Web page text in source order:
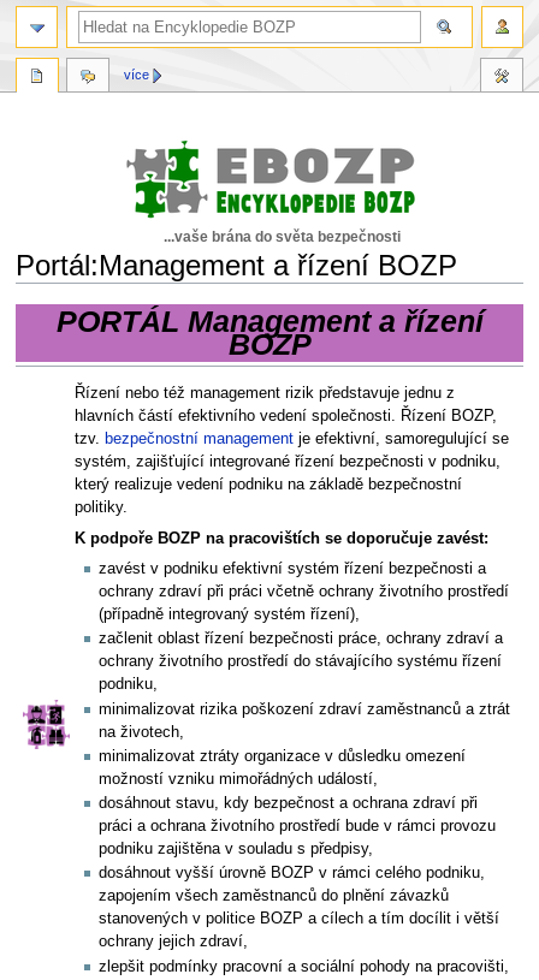
...vaše brána do světa bezpečnosti
Portál:Management a řízení BOZP
navigaci
vyhledávání
PORTÁL Management a řízení
BOZP
Řízení nebo též management rizik představuje jednu z
hlavních částí efektivního vedení společnosti. Řízení BOZP,
tzv. bezpečnostní managementje efektivní, samoregulující se
systém, zajišťující integrované řízení bezpečnosti v podniku,
který realizuje vedení podniku na základě bezpečnostní
politiky.
K podpoře BOZP na pracovištích se doporučuje zavést:
zavést v podniku efektivní systém řízení bezpečnosti a
ochrany zdraví při práci včetně ochrany životního prostředí
(případně integrovaný systém řízení),
začlenit oblast řízení bezpečnosti práce, ochrany zdraví a
ochrany životního prostředí do stávajícího systému řízení
podniku,
minimalizovat rizika poškození zdraví zaměstnanců a ztrát
na životech,
minimalizovat ztráty organizace v důsledku omezení
možností vzniku mimořádných událostí,
dosáhnout stavu, kdy bezpečnost a ochrana zdraví při
práci a ochrana životního prostředí bude v rámci provozu
podniku zajištěna v souladu s předpisy,
dosáhnout vyšší úrovně BOZP v rámci celého podniku,
zapojením všech zaměstnanců do plnění závazků
stanovených v politice BOZP a cílech a tím docílit i větší
ochrany jejich zdraví,
zlepšit podmínky pracovní a sociální pohody na pracovišti,
více